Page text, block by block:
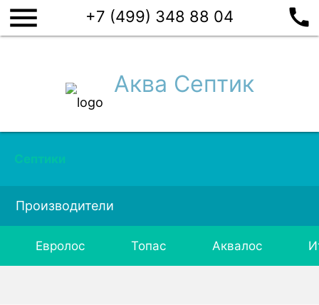
menu +7 (499) 348 88 04 call
Аква Септик
Септики
Производители
Евролос Топас Аквалос